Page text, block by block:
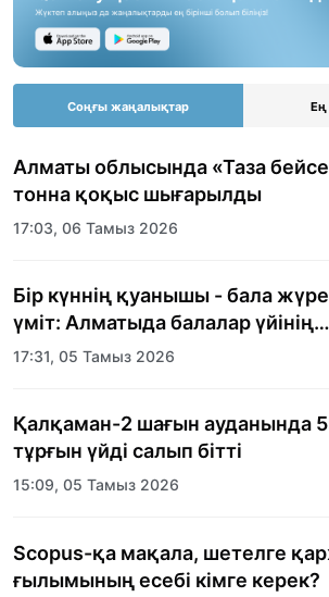
Соңғы жаңалықтар Ең
Алматы облысында «Таза
тонна қоқыс шығарылды
17:03, 06 Тамыз 2026
Бір күннің қуанышы - бала
үміт: Алматыда балалар үйінің
тәрбиеленушілеріне мерекелік
17:31, 05 Тамыз 2026
Қалқаман-2 шағын ауданында
тұрғын үйді салып бітті
15:09, 05 Тамыз 2026
Scopus-қа мақала, шетелге
ғылымының есебі кімге керек?